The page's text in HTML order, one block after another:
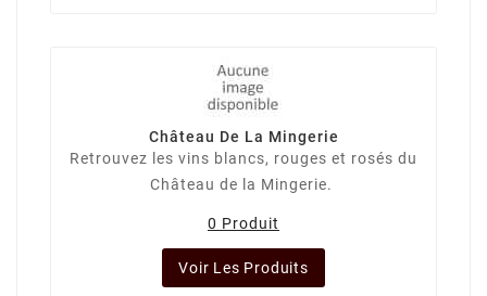
Château De La Mingerie
Retrouvez les vins blancs, rouges et rosés du
Château de la Mingerie.
0 Produit
Voir Les Produits